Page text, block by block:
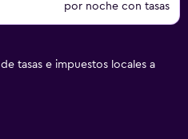
por noche con tasas
tasas e impuestos locales a